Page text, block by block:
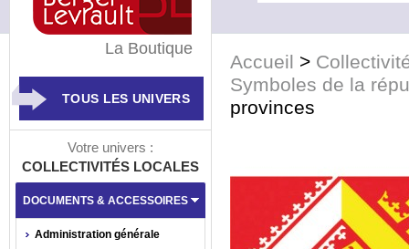
Accueil >
Symboles de la
provinces
La Boutique
TOUS LES UNIVERS
Votre univers :
COLLECTIVITÉS LOCALES
DOCUMENTS & ACCESSOIRES
Administration générale